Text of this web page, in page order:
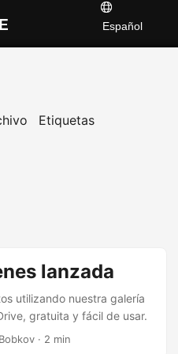
Español
Etiquetas
lanzada
utilizando nuestra galería
gratuita y fácil de usar.
· 2 min